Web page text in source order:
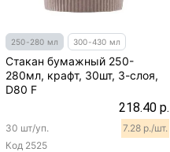
250-280 мл 300-430 мл
Стакан бумажный 250-
280мл, крафт, 30шт, 3-слоя,
D80 F
218.40 р.
Код 2525
30 шт/уп. 7.28 р./шт.